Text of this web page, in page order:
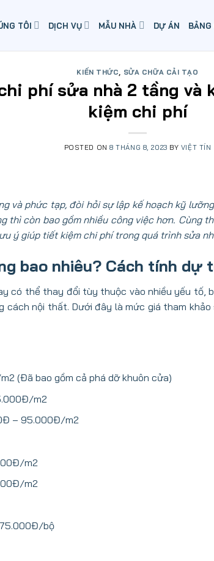
TÔI DỊCH VỤ MẪU NHÀ DỰ ÁN BẢNG
KIẾN THỨC, SỬA CHỮA CẢI TẠO
phí sửa nhà 2 tầng và
kiệm chi phí
POSTED ON8 THÁNG 8, 2023 BY VIỆT TÍN
và phức tạp, đòi hỏi sự lập kế hoạch kỹ
thì còn bao gồm nhiều công việc hơn. Cùng
ý giúp tiết kiệm chi phí trong quá trình sửa
bao nhiêu? Cách tính dự
có thể thay đổi tùy thuộc vào nhiều yếu tố,
cách nội thất. Dưới đây là mức giá tham
(Đã bao gồm cả phá dỡ khuôn cửa)
m2
– 95.000Đ/m2
m2
m2
75.000Đ/bộ